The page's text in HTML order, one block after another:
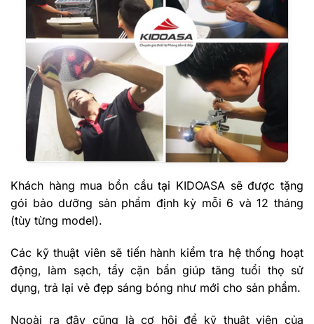
Khách hàng mua bồn cầu tại KIDOASA sẽ được tặng
gói bảo dưỡng sản phẩm định kỳ mỗi 6 và 12 tháng
(tùy từng model).
Các kỹ thuật viên sẽ tiến hành kiểm tra hệ thống hoạt
động, làm sạch, tẩy cặn bẩn giúp tăng tuổi thọ sử
dụng, trả lại vẻ đẹp sáng bóng như mới cho sản phẩm.
Ngoài ra đây cũng là cơ hội để kỹ thuật viên của